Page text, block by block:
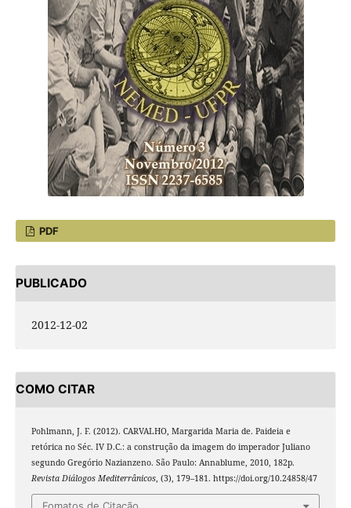
PDF
PUBLICADO
2012-12-02
COMO CITAR
Pohlmann, J. F. (2012). CARVALHO, Margarida Maria de. Paideia e
retórica no Séc. IV D.C.: a construção da imagem do imperador Juliano
segundo Gregório Nazianzeno. São Paulo: Annablume, 2010, 182p.
Revista Diálogos Mediterrânicos, (3), 179–181. https://doi.org/10.24858/47